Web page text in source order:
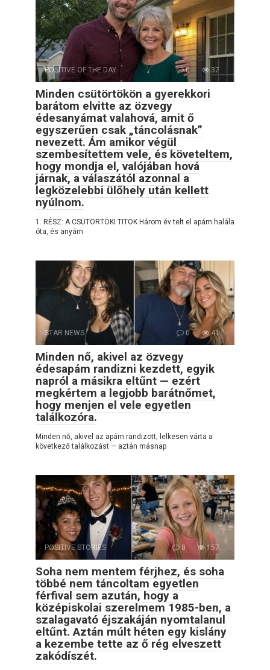
POSITIVE OF THE DAY 0 37
Minden csütörtökön a gyerekkori
barátom elvitte az özvegy
édesanyámat valahová, amit ő
egyszerűen csak „táncolásnak”
nevezett. Ám amikor végül
szembesítettem vele, és követeltem,
hogy mondja el, valójában hová
járnak, a válaszától azonnal a
legközelebbi ülőhely után kellett
nyúlnom.
1. RÉSZ: A CSÜTÖRTÖKI TITOK Három év telt el apám halála
óta, és anyám
STAR NEWS 0 41
Minden nő, akivel az özvegy
édesapám randizni kezdett, egyik
napról a másikra eltűnt — ezért
megkértem a legjobb barátnőmet,
hogy menjen el vele egyetlen
találkozóra.
Minden nő, akivel az apám randizott, lelkesen várta a
következő találkozást — aztán másnap
POSITIVE STORIES 0 157
Soha nem mentem férjhez, és soha
többé nem táncoltam egyetlen
férfival sem azután, hogy a
középiskolai szerelmem 1985-ben, a
szalagavató éjszakáján nyomtalanul
eltűnt. Aztán múlt héten egy kislány
a kezembe tette az ő rég elveszett
zakódíszét.